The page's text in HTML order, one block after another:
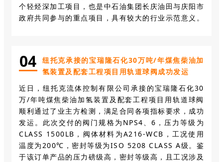
个轻烃深加工项目，也是中石油集团长庆油田与庆阳市
政府共同参与的重点项目，具有较大的行业示范意义。
04
纽托克承接的宝瑞隆石化30万吨/年煤焦柴油加
氢装置及配套工程项目用轨道球阀成功发运
近日，纽托克流体控制有限公司承接的宝瑞隆石化30
万/年吨煤焦柴油加氢装置及配套工程项目用轨道球阀
顺利通过了业主方检测，满足合同各项指标要求，成功
发运。此次交付的阀门规格为NPS4、6，压力等级为
CLASS 1500LB，阀体材料为A216-WCB，工况使用
温度为200℃，密封等级为ISO 5208 CLASS A级。鉴
于该订单产品的压力磅级高，密封等级高，且工况涉及